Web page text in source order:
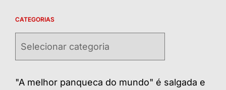
CATEGORIAS
"A melhor panqueca do mundo" é salgada e